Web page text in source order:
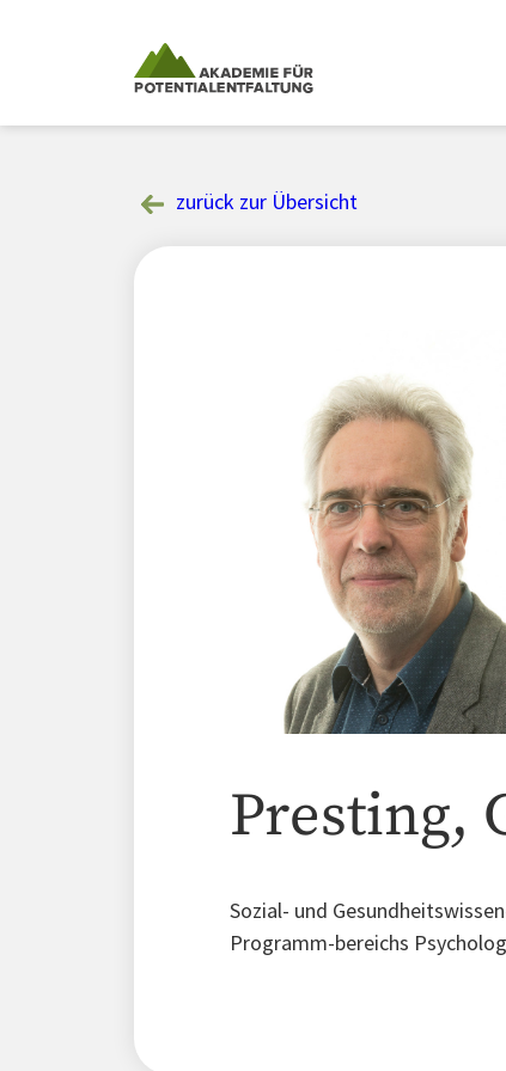
zurück zur Übersicht
Presting,
Sozial- und
Programm-bereichs